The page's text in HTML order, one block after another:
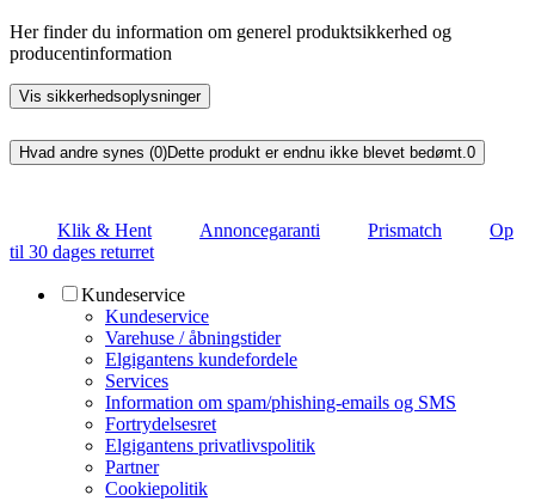
Her finder du information om generel produktsikkerhed og
producentinformation
Vis sikkerhedsoplysninger
Hvad andre synes (0)Dette produkt er endnu ikke blevet bedømt.0
Klik & Hent Annoncegaranti Prismatch
Op
til 30 dages returret
Kundeservice
Kundeservice
Varehuse / åbningstider
Elgigantens kundefordele
Services
Information om spam/phishing-emails og SMS
Fortrydelsesret
Elgigantens privatlivspolitik
Partner
Cookiepolitik